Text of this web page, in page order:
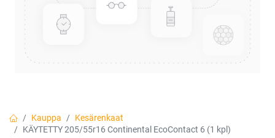
Kauppa
Kesärenkaat
KÄYTETTY 205/55r16 Continental EcoContact 6 (1 kpl)